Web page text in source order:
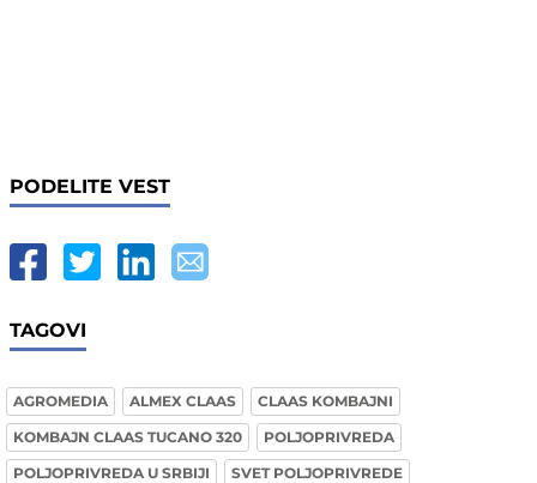
PODELITE VEST
TAGOVI
AGROMEDIA ALMEX CLAAS
CLAAS KOMBAJNI
KOMBAJN CLAAS TUCANO 320
POLJOPRIVREDA
POLJOPRIVREDA U SRBIJI
SVET POLJOPRIVREDE